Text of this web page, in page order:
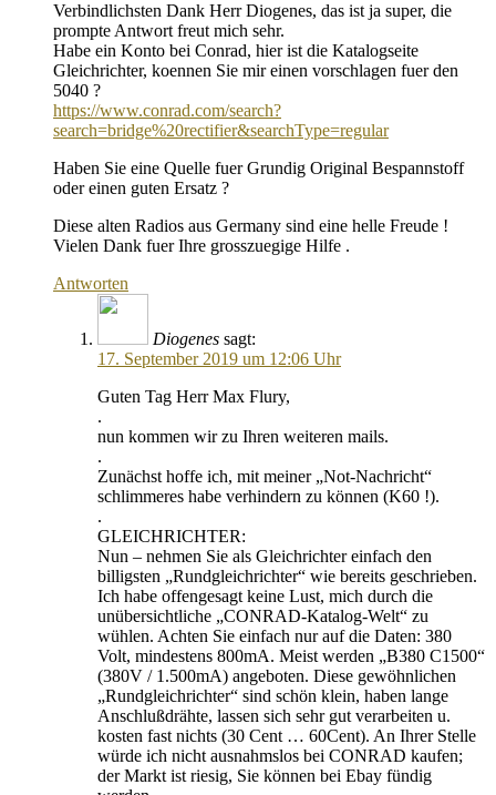
Verbindlichsten Dank Herr Diogenes, das ist ja super, die
prompte Antwort freut mich sehr.
Habe ein Konto bei Conrad, hier ist die Katalogseite
Gleichrichter, koennen Sie mir einen vorschlagen fuer den
5040 ?
https://www.conrad.com/search?
search=bridge%20rectifier&searchType=regular
Haben Sie eine Quelle fuer Grundig Original Bespannstoff
oder einen guten Ersatz ?
Diese alten Radios aus Germany sind eine helle Freude !
Vielen Dank fuer Ihre grosszuegige Hilfe .
Antworten
Diogenes sagt:
17. September 2019 um 12:06 Uhr
Guten Tag Herr Max Flury,
.
nun kommen wir zu Ihren weiteren mails.
.
Zunächst hoffe ich, mit meiner „Not-Nachricht“
schlimmeres habe verhindern zu können (K60 !).
.
GLEICHRICHTER:
Nun – nehmen Sie als Gleichrichter einfach den
billigsten „Rundgleichrichter“ wie bereits geschrieben.
Ich habe offengesagt keine Lust, mich durch die
unübersichtliche „CONRAD-Katalog-Welt“ zu
wühlen. Achten Sie einfach nur auf die Daten: 380
Volt, mindestens 800mA. Meist werden „B380 C1500“
(380V / 1.500mA) angeboten. Diese gewöhnlichen
„Rundgleichrichter“ sind schön klein, haben lange
Anschlußdrähte, lassen sich sehr gut verarbeiten u.
kosten fast nichts (30 Cent … 60Cent). An Ihrer Stelle
würde ich nicht ausnahmslos bei CONRAD kaufen;
der Markt ist riesig, Sie können bei Ebay fündig